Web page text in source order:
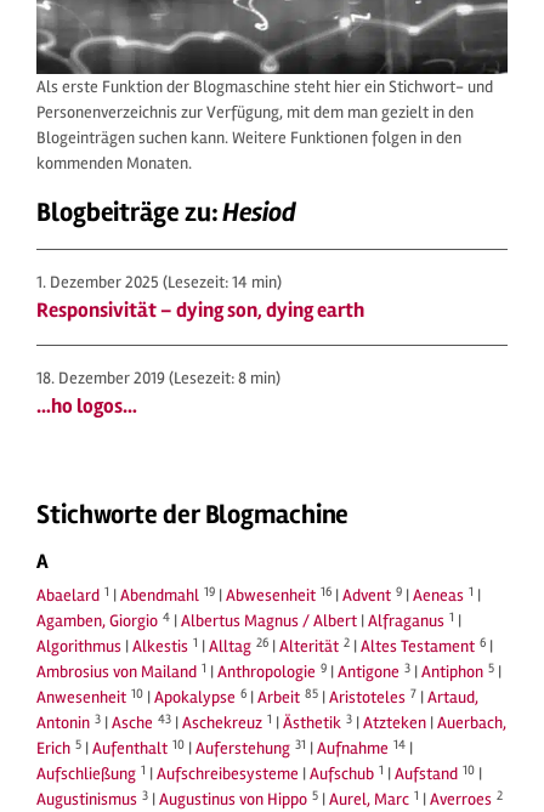
Als erste Funktion der Blogmaschine steht hier ein Stichwort- und
Personenverzeichnis zur Verfügung, mit dem man gezielt in den
Blogeinträgen suchen kann. Weitere Funktionen folgen in den
kommenden Monaten.
Blogbeiträge zu:Hesiod
1. Dezember 2025 (Lesezeit: 14 min)
Responsivität – dying son, dying earth
18. Dezember 2019(Lesezeit: 8 min)
…ho logos…
Stichworte der Blogmachine
A
Abaelard 1 |Abendmahl 19 |Abwesenheit 16 |Advent 9 |Aeneas 1 |
Agamben, Giorgio 4 |Albertus Magnus / Albert |Alfraganus 1 |
Algorithmus |Alkestis 1 |Alltag 26 |Alterität 2 |Altes Testament 6 |
Ambrosius von Mailand 1 |Anthropologie 9 |Antigone 3 |Antiphon 5 |
Anwesenheit 10 |Apokalypse 6 |Arbeit 85 |Aristoteles 7 |Artaud,
Antonin 3 |Asche 43 |Aschekreuz 1 |Ästhetik 3 |Atzteken |Auerbach,
Erich 5 |Aufenthalt 10 |Auferstehung 31 |Aufnahme 14 |
Aufschließung 1 |Aufschreibesysteme |Aufschub 1 |Aufstand 10 |
Augustinismus 3 |Augustinus von Hippo 5 |Aurel, Marc 1 |Averroes 2